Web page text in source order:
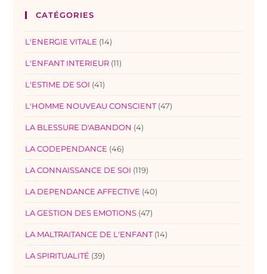
CATÉGORIES
L'ENERGIE VITALE (14)
L'ENFANT INTERIEUR (11)
L'ESTIME DE SOI (41)
L'HOMME NOUVEAU CONSCIENT (47)
LA BLESSURE D'ABANDON (4)
LA CODEPENDANCE (46)
LA CONNAISSANCE DE SOI (119)
LA DEPENDANCE AFFECTIVE (40)
LA GESTION DES EMOTIONS (47)
LA MALTRAITANCE DE L'ENFANT (14)
LA SPIRITUALITÉ (39)